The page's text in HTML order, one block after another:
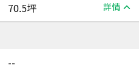
70.5坪 詳情
--